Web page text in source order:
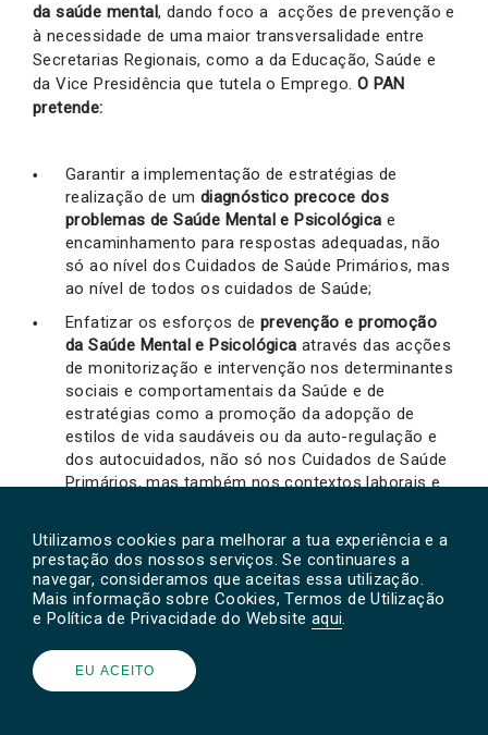
Utilizamos cookies para melhorar a tua experiência e a
prestação dos nossos serviços. Se continuares a
navegar, consideramos que aceitas essa utilização.
Mais informação sobre Cookies, Termos de Utilização
e Política de Privacidade do Website aqui.
EU ACEITO
da saúde mental, dando foco a acções de prevenção e
à necessidade de uma maior transversalidade entre
Secretarias Regionais, como a da Educação, Saúde e
da Vice Presidência que tutela o Emprego. O PAN
pretende:
Garantir a implementação de estratégias de
realização de um diagnóstico precoce dos
problemas de Saúde Mental e Psicológica e
encaminhamento para respostas adequadas, não
só ao nível dos Cuidados de Saúde Primários, mas
ao nível de todos os cuidados de Saúde;
Enfatizar os esforços de prevenção e promoção
da Saúde Mental e Psicológica através das acções
de monitorização e intervenção nos determinantes
sociais e comportamentais da Saúde e de
estratégias como a promoção da adopção de
estilos de vida saudáveis ou da auto-regulação e
dos autocuidados, não só nos Cuidados de Saúde
Primários, mas também nos contextos laborais e
Promover aavaliação e intervenção dos riscos
psicossociais dos profissionais de saúde.Os
Psicólogos devem participar na estruturação das
respostas dos Serviços de Saúde e Segurança no
Trabalho, em particular no âmbito da Psicologia da
Saúde Ocupacional, para a avaliação e gestão dos
Riscos Psicossociais (Cuidados de Saúde